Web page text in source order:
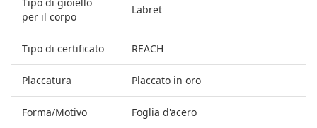
per il corpo
Labret
Tipo di certificato REACH
Placcatura Placcato in oro
Forma/Motivo Foglia d'acero